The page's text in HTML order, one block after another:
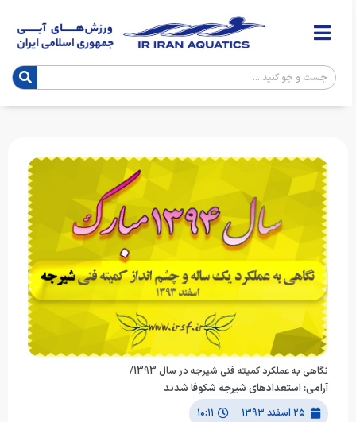
نگاهی به عملکرد کمیته فنی شیرجه در سال 1393/
آرامی: استعدادهای شیرجه شکوفا شدند
۲۵ اسفند ۱۳۹۳ ۱۰:۱۱